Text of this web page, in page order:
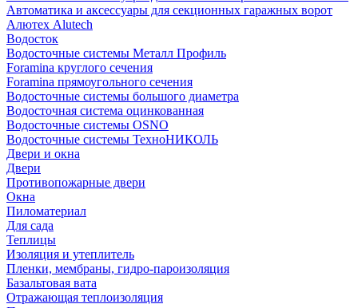
Автоматика и аксессуары для секционных гаражных ворот
Алютех Alutech
Водосток
Водосточные системы Металл Профиль
Foramina круглого сечения
Foramina прямоугольного сечения
Водосточные системы большого диаметра
Водосточная система оцинкованная
Водосточные системы OSNO
Водосточные системы ТехноНИКОЛЬ
Двери и окна
Двери
Противопожарные двери
Окна
Пиломатериал
Для сада
Теплицы
Изоляция и утеплитель
Пленки, мембраны, гидро-пароизоляция
Базальтовая вата
Отражающая теплоизоляция